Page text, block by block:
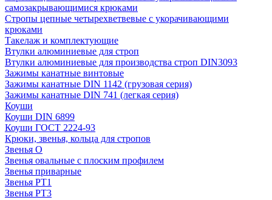
самозакрывающимися крюками
Стропы цепные четырехветвевые с укорачивающими
крюками
Такелаж и комплектующие
Втулки алюминиевые для строп
Втулки алюминиевые для производства строп DIN3093
Зажимы канатные винтовые
Зажимы канатные DIN 1142 (грузовая серия)
Зажимы канатные DIN 741 (легкая серия)
Коуши
Коуши DIN 6899
Коуши ГОСТ 2224-93
Крюки, звенья, кольца для стропов
Звенья О
Звенья овальные с плоским профилем
Звенья приварные
Звенья РТ1
Звенья РТ3